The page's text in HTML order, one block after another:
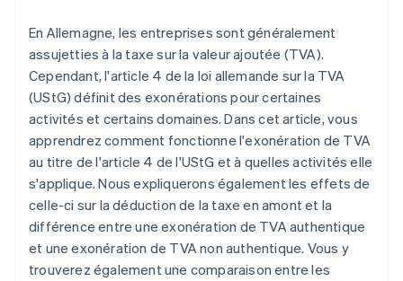
En Allemagne, les entreprises sont généralement
assujetties à la taxe sur la valeur ajoutée (TVA).
Cependant, l'article 4 de la loi allemande sur la TVA
(UStG) définit des exonérations pour certaines
activités et certains domaines. Dans cet article, vous
apprendrez comment fonctionne l'exonération de TVA
au titre de l'article 4 de l'UStG et à quelles activités elle
s'applique. Nous expliquerons également les effets de
celle-ci sur la déduction de la taxe en amont et la
différence entre une exonération de TVA authentique
et une exonération de TVA non authentique. Vous y
trouverez également une comparaison entre les